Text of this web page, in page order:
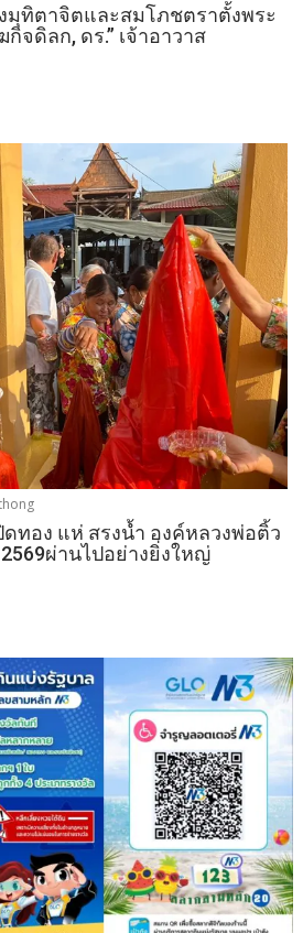
ทิตาจิตและสมโภชตราตั้งพระ
จดิลก, ดร.” เจ้าอาวาส
ทอง แห่ สรงน้ำ องค์หลวงพ่อติ้ว
ผ่านไปอย่างยิ่งใหญ่